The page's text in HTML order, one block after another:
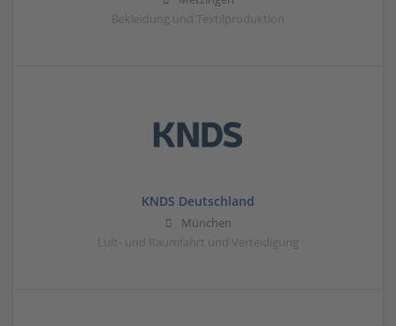
Bekleidung und Textilproduktion
KNDS Deutschland
München
Luft- und Raumfahrt und Verteidigung